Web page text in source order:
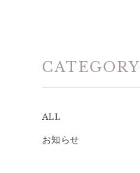
CATEGORY
ALL
お知らせ